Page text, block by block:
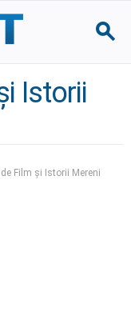
Istorii
Film și Istorii Mereni